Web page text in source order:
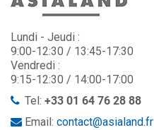
Lundi - Jeudi :
9:00-12:30 / 13:45-17:30
Vendredi :
9:15-12:30 / 14:00-17:00
Tel: +33 01 64 76 28 88
Email: contact@asialand.fr